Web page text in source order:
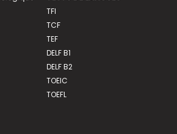
TFI
TCF
TEF
DELF B1
DELF B2
TOEIC
TOEFL